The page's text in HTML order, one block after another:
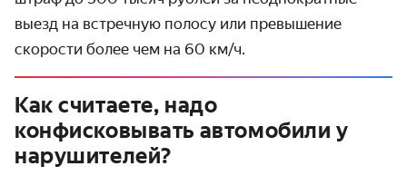
выезд на встречную полосу или превышение
скорости более чем на 60 км/ч.
Как считаете, надо
конфисковывать автомобили у
нарушителей?